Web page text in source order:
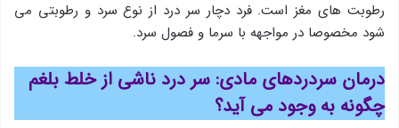
رطوبت های مغز است. فرد دچار سر درد از نوع سرد و رطوبتی می
شود مخصوصا در مواجهه با سرما و فصول سرد.
درمان سردردهای مادی: سر درد ناشی از خلط بلغم
چگونه به وجود می آید؟